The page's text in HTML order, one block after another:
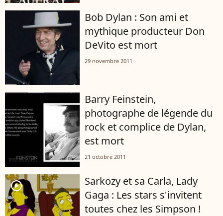
Bob Dylan : Son ami et
mythique producteur Don
DeVito est mort
29 novembre 2011
Barry Feinstein,
photographe de légende du
rock et complice de Dylan,
est mort
21 octobre 2011
player2
Sarkozy et sa Carla, Lady
Gaga : Les stars s'invitent
toutes chez les Simpson !